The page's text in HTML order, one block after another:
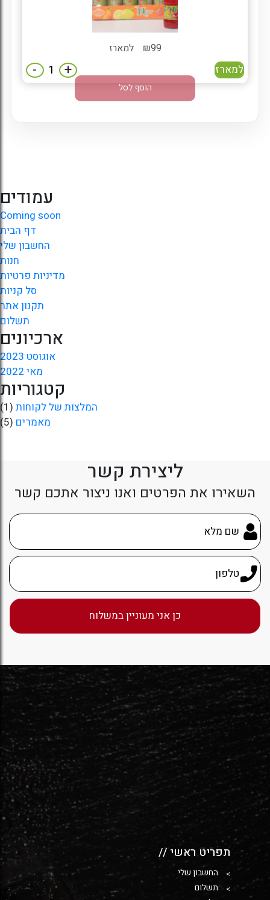
99
₪ למארז
למארז +
-
הוסף לסל
עמודים
Coming soon
דף הבית
החשבון שלי
חנות
מדיניות פרטיות
סל קניות
תקנון אתר
תשלום
ארכיונים
אוגוסט 2023
מאי 2022
קטגוריות
המלצות של לקוחות (1)
מאמרים (5)
ליצירת קשר
השאירו את הפרטים ואנו ניצור אתכם קשר
תפריט ראשי //
החשבון שלי
תשלום